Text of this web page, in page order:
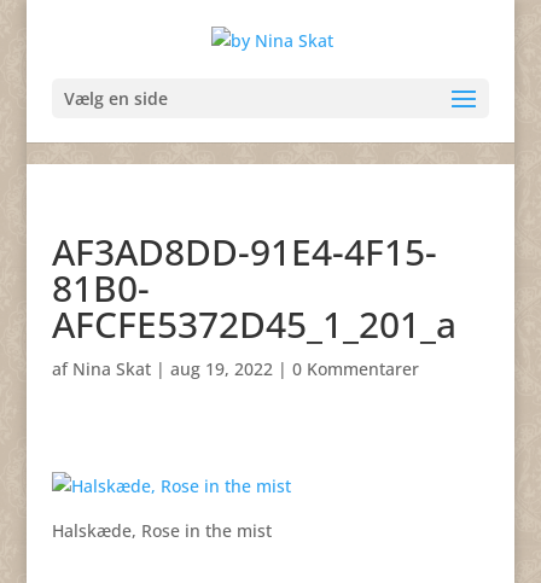
Vælg en side
AF3AD8DD-91E4-4F15-
81B0-
AFCFE5372D45_1_201_a
af Nina Skat| aug 19, 2022| 0 Kommentarer
Halskæde, Rose in the mist